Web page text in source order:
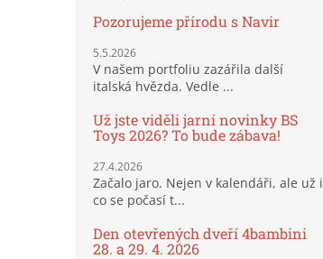
Pozorujeme přírodu s Navir
5.5.2026
V našem portfoliu zazářila další
italská hvězda. Vedle ...
Už jste viděli jarní novinky BS
Toys 2026? To bude zábava!
27.4.2026
Začalo jaro. Nejen v kalendáři, ale už i
co se počasí t...
Den otevřených dveří 4bambini
28. a 29. 4. 2026